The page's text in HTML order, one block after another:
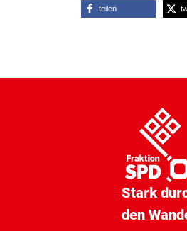
teilen
Stark
den